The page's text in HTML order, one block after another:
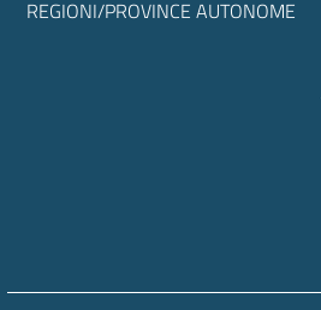
REGIONI/PROVINCE AUTONOME